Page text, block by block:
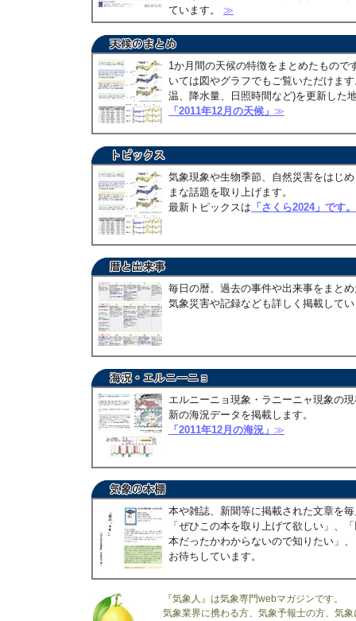
ています。 ≫
1か月間の天候の特徴をまとめたもので
いては図やグラフでもご覧いただけま
温、降水量、日照時間など)を更新した
「2011年12月の天候」 ≫
気象現象や生物季節、自然災害をはじ
まな話題を取り上げます。
最新トピックスは 「さくら2024」です。
毎日の暦、過去の事件や出来事をまと
気象災害や記録なども詳しく掲載して
エルニーニョ現象・ラニーニャ現象の
新の海況データを掲載します。
「2011年12月の海況」 ≫
本や雑誌、新聞等に掲載された文章を
「ぜひこの本を取り上げて欲しい」、
本だったかわからないので知りたい」
お待ちしています。
『気象人』は気象専門webマガジンです。
気象業界に携わる方、気象予報士の方、気